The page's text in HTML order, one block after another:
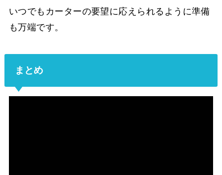
いつでもカーターの要望に応えられるように準備
も万端です。
まとめ